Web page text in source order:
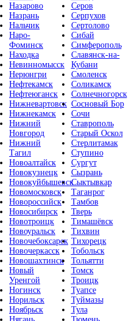
Назарово
Назрань
Нальчик
Наро-
Фоминск
Находка
Невинномысск
Нерюнгри
Нефтекамск
Нефтеюганск
Нижневартовск
Нижнекамск
Нижний
Новгород
Нижний
Тагил
Новоалтайск
Новокузнецк
Новокуйбышевск
Новомосковск
Новороссийск
Новосибирск
Новотроицк
Новоуральск
Новочебоксарск
Новочеркасск
Новошахтинск
Новый
Уренгой
Ногинск
Норильск
Ноябрьск
Серов
Серпухов
Сертолово
Сибай
Симферополь
Славянск-на-
Кубани
Смоленск
Соликамск
Солнечногорск
Сосновый Бор
Сочи
Ставрополь
Старый Оскол
Стерлитамак
Ступино
Сургут
Сызрань
Сыктывкар
Таганрог
Тамбов
Тверь
Тимашёвск
Тихвин
Тихорецк
Тобольск
Тольятти
Томск
Троицк
Туапсе
Туймазы
Тула